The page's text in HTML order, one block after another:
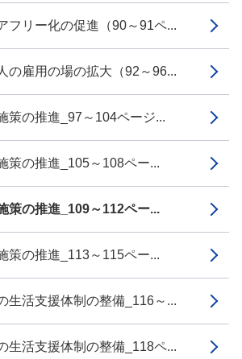
フリー化の促進（90～91ペ...
の雇用の場の拡大（92～96...
策の推進_97～104ページ...
策の推進_105～108ペー...
策の推進_109～112ペー...
策の推進_113～115ペー...
生活支援体制の整備_116～...
生活支援体制の整備_118ペ...